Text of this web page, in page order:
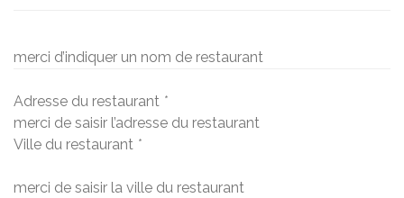
merci d’indiquer un nom de restaurant
Adresse du restaurant *
merci de saisir l’adresse du restaurant
Ville du restaurant *
merci de saisir la ville du restaurant